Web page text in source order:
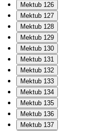
Mektub 126
Mektub 127
Mektub 128
Mektub 129
Mektub 130
Mektub 131
Mektub 132
Mektub 133
Mektub 134
Mektub 135
Mektub 136
Mektub 137